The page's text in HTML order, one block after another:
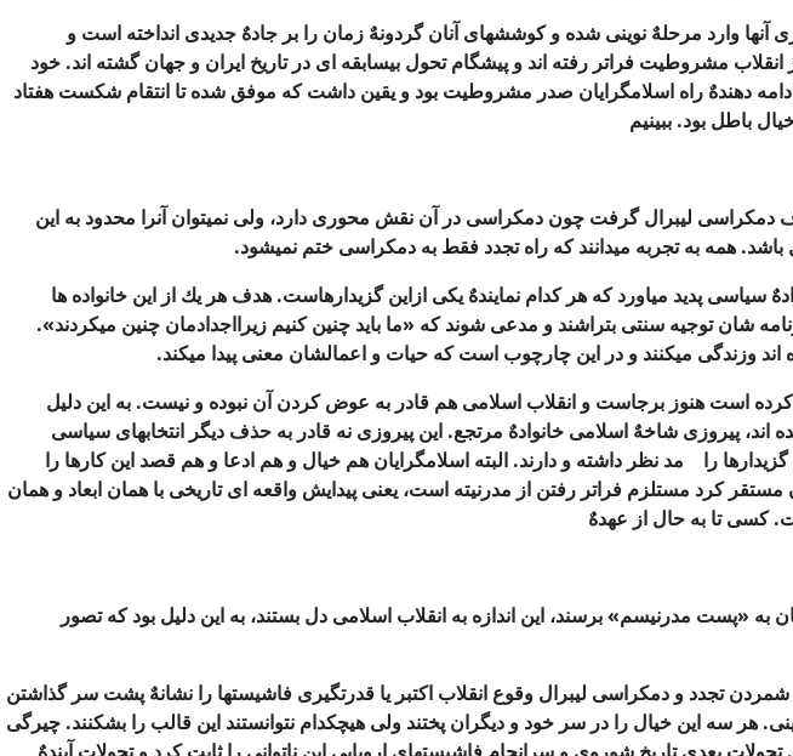
آنها وارد مرحلهٌ نوینی شده و كوششهای آنان گردونهٌ زمان را بر جادهٌ جدیدی انداخته است و
انقلاب مشروطیت فراتر رفته اند و پیشگام تحول بیسابقه ای در تاریخ ایران و جهان گشته اند. خود
دهندهٌ راه اسلامگرایان صدر مشروطیت بود و یقین داشت كه موفق شده تا انتقام شكست هفتاد
باطل بود. ببینیم
دمكراسی لیبرال گرفت چون دمكراسی در آن نقش محوری دارد، ولی نمیتوان آنرا محدود به این
باشد. همه به تجربه میدانند كه راه تجدد فقط به دمكراسی ختم نمیشود.
سیاسی پدید میاورد كه هر كدام نمایندهٌ یكی ازاین گزیدارهاست. هدف هر یك از این خانواده ها
شان توجیه سنتی بتراشند و مدعی شوند كه «ما باید چنین كنیم زیرااجدادمان چنین میكردند».
اند وزندگی میكنند و در این چارچوب است كه حیات و اعمالشان معنی پیدا میكند.
است هنوز برجاست و انقلاب اسلامی هم قادر به عوض كردن آن نبوده و نیست. به این دلیل
اند، پیروزی شاخهٌ اسلامی خانوادهٌ مرتجع. این پیروزی نه قادر به حذف دیگر انتخابهای سیاسی
گزیدارها را مد نظر داشته و دارند. البته اسلامگرایان هم خیال و هم ادعا و هم قصد این كارها را
مستقر كرد مستلزم فراتر رفتن از مدرنیته است، یعنی پیدایش واقعه ای تاریخی با همان ابعاد و همان
كسی تا به حال از عهدهٌ
به «پست مدرنیسم» برسند، این اندازه به انقلاب اسلامی دل بستند، به این دلیل بود كه تصور
تجدد و دمكراسی لیبرال وقوع انقلاب اكتبر یا قدرتگیری فاشیستها را نشانهٌ پشت سر گذاشتن
هر سه این خیال را در سر خود و دیگران پختند ولی هیچكدام نتوانستند این قالب را بشكنند. چیرگی